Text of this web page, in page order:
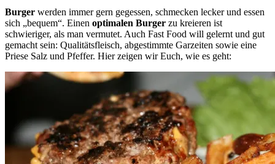
Burger werden immer gern gegessen, schmecken lecker und essen
sich „bequem“. Einen optimalen Burger zu kreieren ist
schwieriger, als man vermutet. Auch Fast Food will gelernt und gut
gemacht sein: Qualitätsfleisch, abgestimmte Garzeiten sowie eine
Priese Salz und Pfeffer. Hier zeigen wir Euch, wie es geht: